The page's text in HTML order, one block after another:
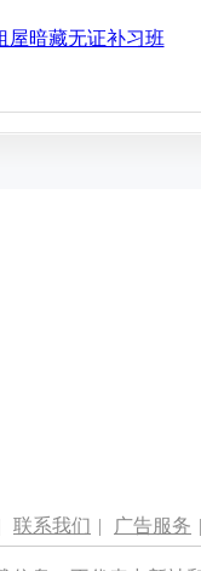
屋暗藏无证补习班
联系我们 | 广告服务 |